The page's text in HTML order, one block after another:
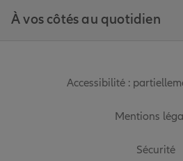
À vos côtés au quotidien
Accessibilité :
Mentions
Sécurité